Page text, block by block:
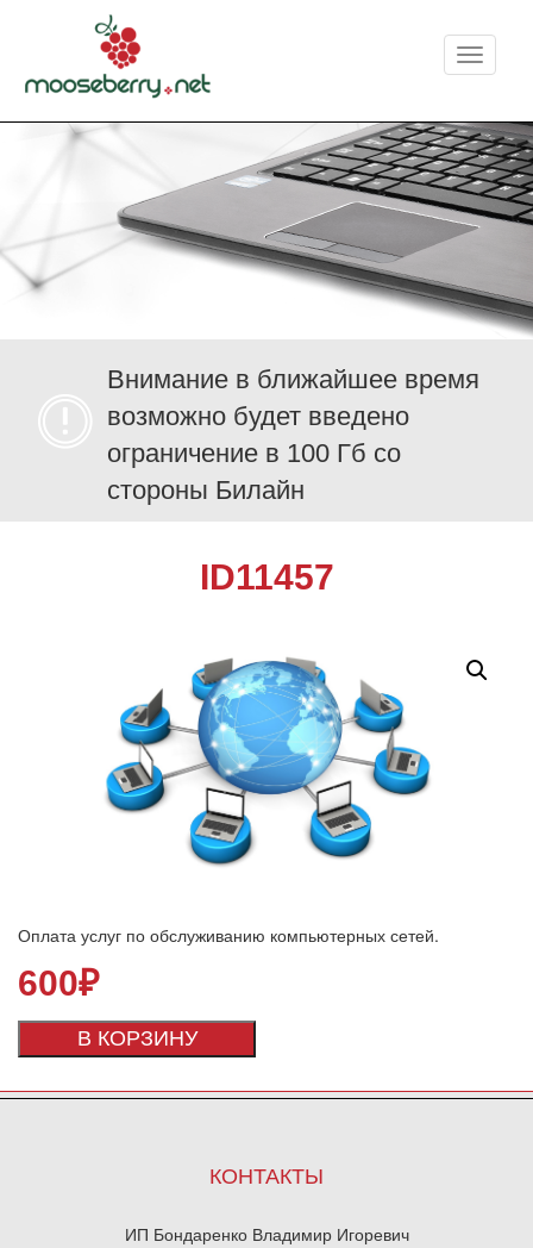
Меню
Внимание в ближайшее время
возможно будет введено
ограничение в 100 Гб со
стороны Билайн
ID11457
Оплата услуг по обслуживанию компьютерных сетей.
600₽
В КОРЗИНУ
КОНТАКТЫ
ИП Бондаренко Владимир Игоревич